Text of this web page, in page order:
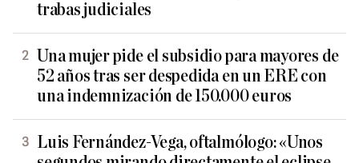
trabas judiciales
Una mujer pide el subsidio para mayores de
52 años tras ser despedida en un ERE con
una indemnización de 150.000 euros
Luis Fernández-Vega, oftalmólogo: «Unos